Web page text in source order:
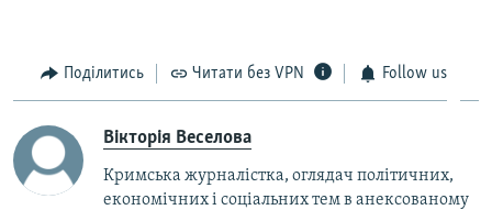
Поділитись Читати без VPN Follow us
Вікторія Веселова
Кримська журналістка, оглядач політичних,
економічних і соціальних тем в анексованому